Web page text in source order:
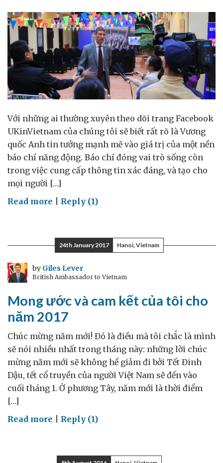
Với những ai thường xuyên theo dõi trang Facebook
UKinVietnam của chúng tôi sẽ biết rất rõ là Vương
quốc Anh tin tưởng mạnh mẽ vào giá trị của một nền
báo chí năng động. Báo chí đóng vai trò sống còn
trong việc cung cấp thông tin xác đáng, và tạo cho
mọi người […]
Read more on
càng
giỏi
thì
xã
sẽ
càng
tốt
đẹp
hơn
Reply (1)
24th January 2017 Hanoi, Vietnam
by Giles Lever
British Ambassador to Vietnam
Mong ước và cam kết của tôi cho
năm 2017
Chúc mừng năm mới! Đó là điều mà tôi chắc là mình
sẽ nói nhiều nhất trong tháng này: những lời chúc
mừng năm mới sẽ không hề giảm đi bởi Tết Đinh
Dậu, tết cổ truyền của người Việt Nam sẽ đến vào
cuối tháng 1. Ở phương Tây, năm mới là thời điểm
[…]
Read more on
và
Reply (1)